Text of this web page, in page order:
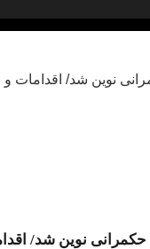
نوین شد/